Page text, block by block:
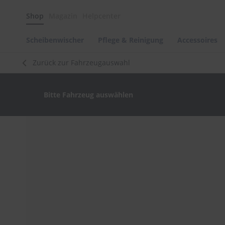
Shop
Polituren
&
Autowellness
Zurück zur Fahrzeugauswahl
Bitte Fahrzeug auswählen